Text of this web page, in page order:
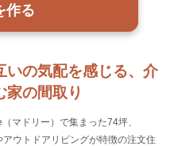
の気配を感じる、介
家の間取り
マドリー）で集まった74坪、
ウトドアリビングが特徴の注文住
作る